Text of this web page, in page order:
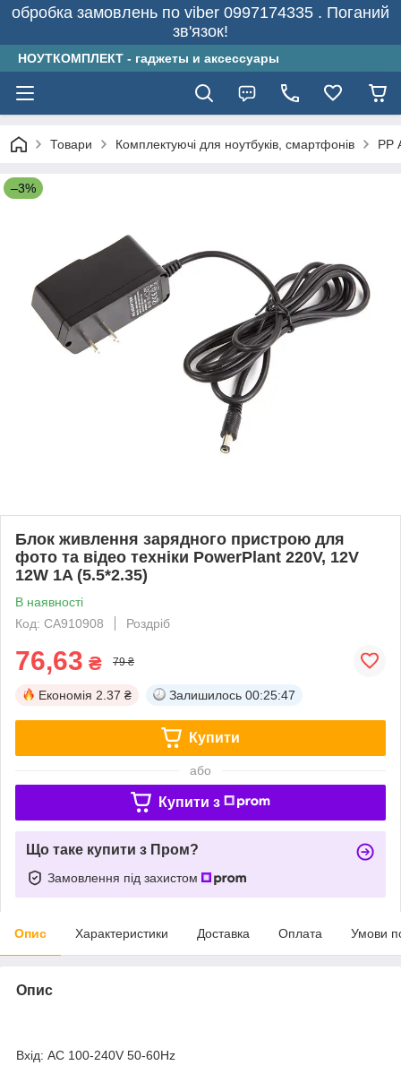
обробка замовлень по viber 0997174335 . Поганий
зв'язок!
НОУТКОМПЛЕКТ - гаджеты и аксессуары
Товари Комплектуючі для ноутбуків, смартфонів PP
–3%
Блок живлення зарядного пристрою для
фото та відео техніки PowerPlant 220V, 12V
12W 1A (5.5*2.35)
В наявності
Код: CA910908
Роздріб
76,63 ₴ 79 ₴
Економія 2.37 ₴ Залишилось 00:25:47
Купити
або
Купити з
Що таке купити з Пром?
Замовлення під захистом
Опис Характеристики Доставка Оплата Умови
Опис
Вхід: AC 100-240V 50-60Hz